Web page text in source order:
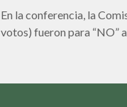
En la conferencia, la
votos) fueron para “NO”